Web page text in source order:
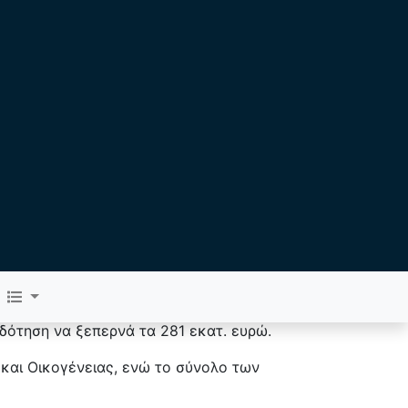
του ΟΠΕΚΑ
να ξεπερνά τα 281 εκατ. ευρώ.
Οικογένειας, ενώ το σύνολο των